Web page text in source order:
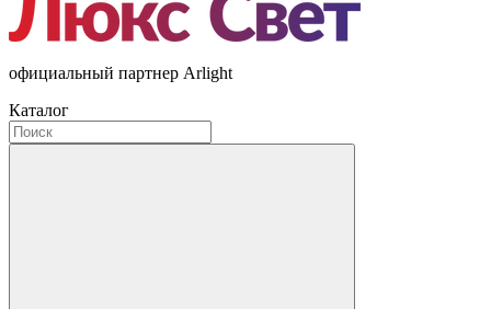
официальный партнер Arlight
Каталог